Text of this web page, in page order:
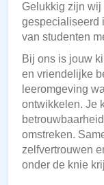
Gelukkig zijn
gespecialiseerd
van studenten
Bij ons is jouw
en vriendelijke
leeromgeving
ontwikkelen. Je
omstreken.
zelfvertrouwen
onder de knie